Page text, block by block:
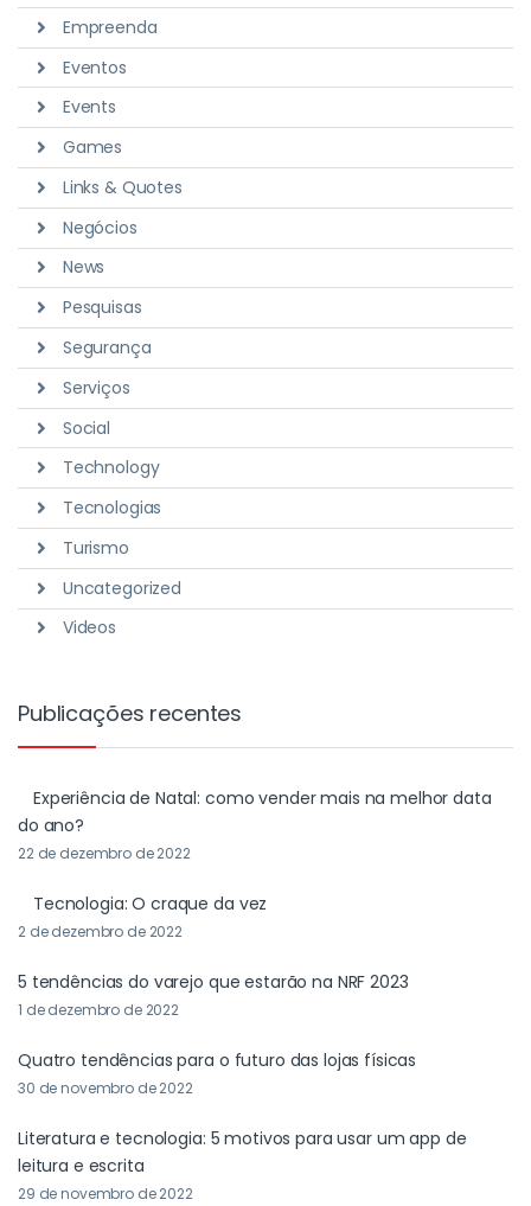
Empreenda
Eventos
Events
Games
Links & Quotes
Negócios
News
Pesquisas
Segurança
Serviços
Social
Technology
Tecnologias
Turismo
Uncategorized
Videos
Publicações recentes
Experiência de Natal: como vender mais na melhor data
do ano?
22 de dezembro de 2022
Tecnologia: O craque da vez
2 de dezembro de 2022
5 tendências do varejo que estarão na NRF 2023
1 de dezembro de 2022
Quatro tendências para o futuro das lojas físicas
30 de novembro de 2022
Literatura e tecnologia: 5 motivos para usar um app de
leitura e escrita
29 de novembro de 2022